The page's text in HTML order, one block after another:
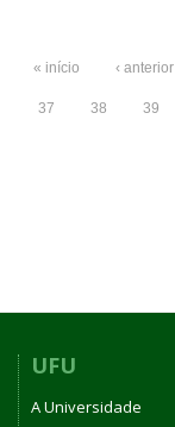
« início ‹ anterior
37 38 39
UFU
A Universidade